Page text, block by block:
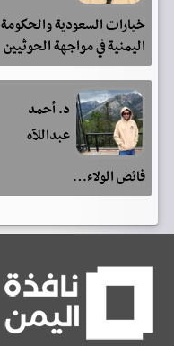
خيارات السعودية والحكومة
اليمنية في مواجهة الحوثيين
د. أحمد
عبداللآه
فائض الولاء…